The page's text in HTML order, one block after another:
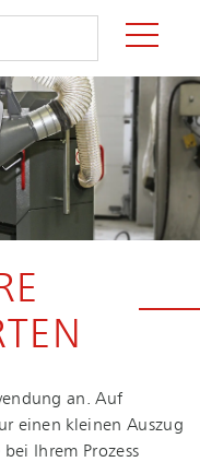
an. Auf
einen kleinen Auszug
Ihrem Prozess